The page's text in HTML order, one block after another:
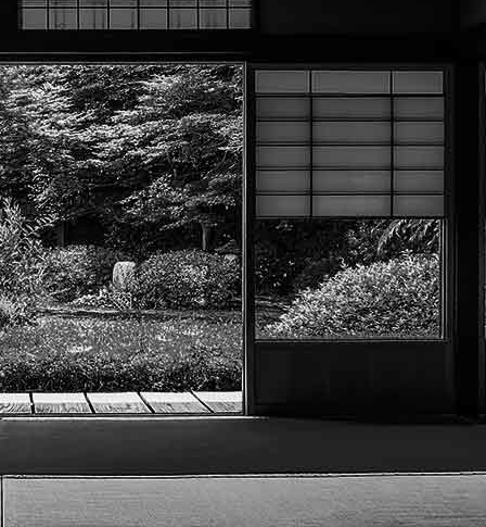
Exporter les lignes sélectionnées
Exporter uniquement les colonnes affichées
Menu
?>
Images de la page d'accueil
Cliquez pour éditer
Texte, bouton et/ou inscription à la newsletter
Cliquez pour éditer
Académie Menneçoise d'Arts
Martiaux
Je m'abonne à la newsletter